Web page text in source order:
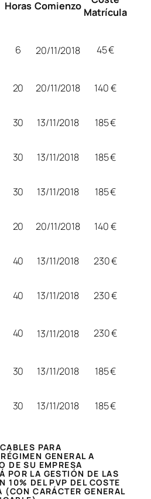
Horas Comienzo Matrícula
6 20/11/2018 45 €
20 20/11/2018 140 €
30 13/11/2018 185 €
30 13/11/2018 185 €
30 13/11/2018 185 €
20 20/11/2018 140 €
40 13/11/2018 230 €
40 13/11/2018
230 €
40 13/11/2018 230 €
30 13/11/2018 185 €
30 13/11/2018 185 €
PARA
GENERAL A
DE SU EMPRESA
POR LA GESTIÓN DE LAS
10% DEL PVP DEL COSTE
(CON CARÁCTER GENERAL